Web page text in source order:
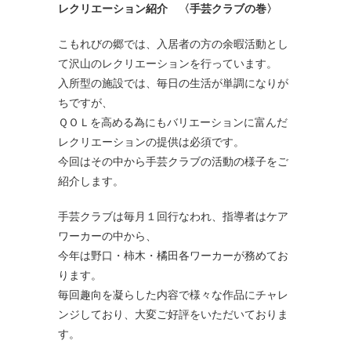
レクリエーション紹介 〈手芸クラブの巻〉
こもれびの郷では、入居者の方の余暇活動とし
て沢山のレクリエーションを行っています。
入所型の施設では、毎日の生活が単調になりが
ちですが、
ＱＯＬを高める為にもバリエーションに富んだ
レクリエーションの提供は必須です。
今回はその中から手芸クラブの活動の様子をご
紹介します。
手芸クラブは毎月１回行なわれ、指導者はケア
ワーカーの中から、
今年は野口・柿木・橘田各ワーカーが務めてお
ります。
毎回趣向を凝らした内容で様々な作品にチャレ
ンジしており、大変ご好評をいただいておりま
す。